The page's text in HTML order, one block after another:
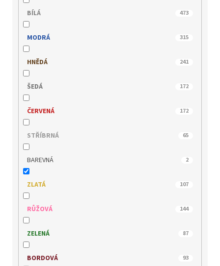
GERRY WEBER 0
HISPANITAS 6
HÖGL 4
IBERIUS 1
IMAC 0
INBLU 0
JANA 10
JOMA 0
JOSEF SEIBEL 0
KACPER 0
KLOP 2
BÍLÁ 473
MODRÁ 315
HNĚDÁ 241
ŠEDÁ 172
ČERVENÁ 172
STŘÍBRNÁ 65
BAREVNÁ 2
ZLATÁ 107
RŮŽOVÁ 144
ZELENÁ 87
BORDOVÁ 93